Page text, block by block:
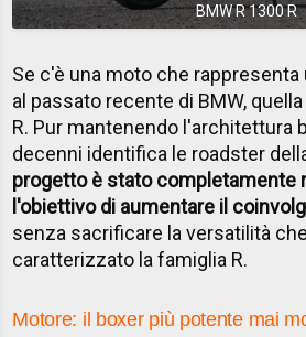
BMW R 1300 R
Se c'è una moto che
al passato recente di BMW,
R. Pur mantenendo l'architettura
decenni identifica le roadster
progetto è stato completamente
l'obiettivo di aumentare il
senza sacrificare la versatilità
caratterizzato la famiglia R.
Motore: il boxer più potente mai